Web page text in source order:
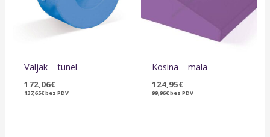
Valjak – tunel
172,06€
137,65€bez PDV
Kosina – mala
124,95€
99,96€bez PDV